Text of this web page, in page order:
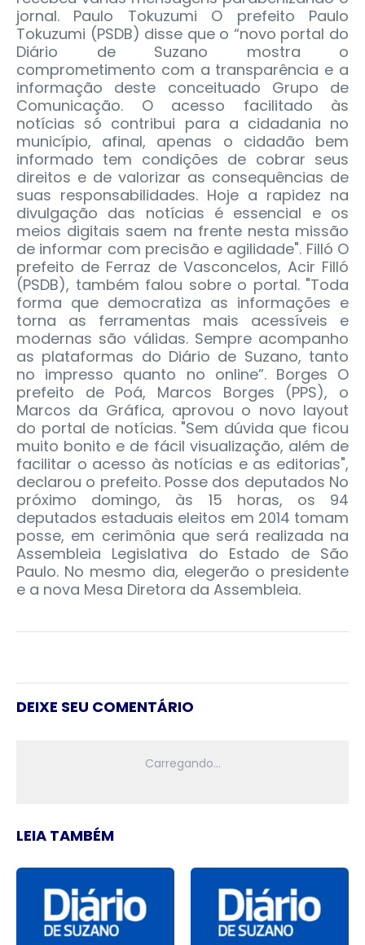
jornal. Paulo Tokuzumi O prefeito Paulo
Tokuzumi (PSDB) disse que o “novo portal do
Diário de Suzano mostra o
comprometimento com a transparência e a
informação deste conceituado Grupo de
Comunicação. O acesso facilitado às
notícias só contribui para a cidadania no
município, afinal, apenas o cidadão bem
informado tem condições de cobrar seus
direitos e de valorizar as consequências de
suas responsabilidades. Hoje a rapidez na
divulgação das notícias é essencial e os
meios digitais saem na frente nesta missão
de informar com precisão e agilidade". Filló O
prefeito de Ferraz de Vasconcelos, Acir Filló
(PSDB), também falou sobre o portal. "Toda
forma que democratiza as informações e
torna as ferramentas mais acessíveis e
modernas são válidas. Sempre acompanho
as plataformas do Diário de Suzano, tanto
no impresso quanto no online”. Borges O
prefeito de Poá, Marcos Borges (PPS), o
Marcos da Gráfica, aprovou o novo layout
do portal de notícias. "Sem dúvida que ficou
muito bonito e de fácil visualização, além de
facilitar o acesso às notícias e as editorias",
declarou o prefeito. Posse dos deputados No
próximo domingo, às 15 horas, os 94
deputados estaduais eleitos em 2014 tomam
posse, em cerimônia que será realizada na
Assembleia Legislativa do Estado de São
Paulo. No mesmo dia, elegerão o presidente
e a nova Mesa Diretora da Assembleia.
DEIXE SEU COMENTÁRIO
LEIA TAMBÉM